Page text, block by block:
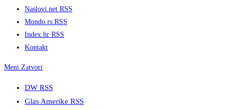
Naslovi.net RSS
Mondo.rs RSS
Index.hr RSS
Kontakt
Meni Zatvori
DW RSS
Glas Amerike RSS